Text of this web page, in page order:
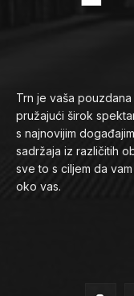
Trn je vaša
pružajući širok
s najnovijim
sadržaja iz različitih
sve to s ciljem da
oko vas.